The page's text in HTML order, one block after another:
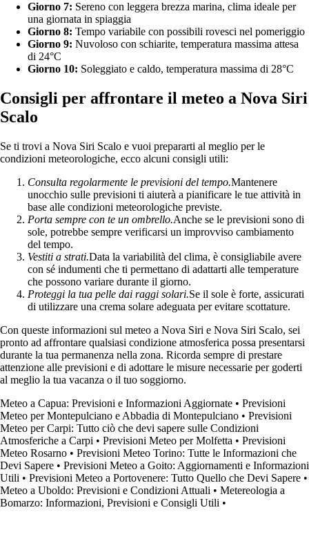
Giorno 7: Sereno con leggera brezza marina, clima ideale per
una giornata in spiaggia
Giorno 8: Tempo variabile con possibili rovesci nel pomeriggio
Giorno 9: Nuvoloso con schiarite, temperatura massima attesa
di 24°C
Giorno 10: Soleggiato e caldo, temperatura massima di 28°C
Consigli per affrontare il meteo a Nova Siri
Scalo
Se ti trovi a Nova Siri Scalo e vuoi prepararti al meglio per le
condizioni meteorologiche, ecco alcuni consigli utili:
Consulta regolarmente le previsioni del tempo.Mantenere
unocchio sulle previsioni ti aiuterà a pianificare le tue attività in
base alle condizioni meteorologiche previste.
Porta sempre con te un ombrello.Anche se le previsioni sono di
sole, potrebbe sempre verificarsi un improvviso cambiamento
del tempo.
Vestiti a strati.Data la variabilità del clima, è consigliabile avere
con sé indumenti che ti permettano di adattarti alle temperature
che possono variare durante il giorno.
Proteggi la tua pelle dai raggi solari.Se il sole è forte, assicurati
di utilizzare una crema solare adeguata per evitare scottature.
Con queste informazioni sul meteo a Nova Siri e Nova Siri Scalo, sei
pronto ad affrontare qualsiasi condizione atmosferica possa presentarsi
durante la tua permanenza nella zona. Ricorda sempre di prestare
attenzione alle previsioni e di adottare le misure necessarie per goderti
al meglio la tua vacanza o il tuo soggiorno.
Meteo a Capua: Previsioni e Informazioni Aggiornate • Previsioni
Meteo per Montepulciano e Abbadia di Montepulciano • Previsioni
Meteo per Carpi: Tutto ciò che devi sapere sulle Condizioni
Atmosferiche a Carpi • Previsioni Meteo per Molfetta • Previsioni
Meteo Rosarno • Previsioni Meteo Torino: Tutte le Informazioni che
Devi Sapere • Previsioni Meteo a Goito: Aggiornamenti e Informazioni
Utili • Previsioni Meteo a Portovenere: Tutto Quello che Devi Sapere •
Meteo a Uboldo: Previsioni e Condizioni Attuali • Metereologia a
Bomarzo: Informazioni, Previsioni e Consigli Utili •